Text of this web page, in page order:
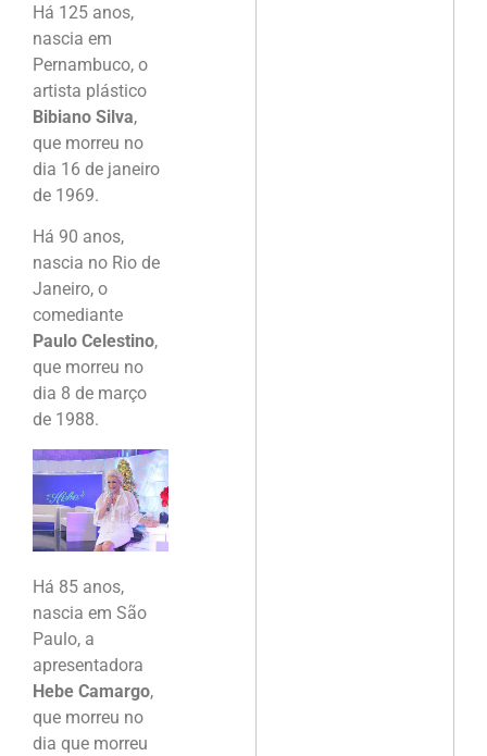
Há 125 anos,
nascia em
Pernambuco, o
artista plástico
Bibiano Silva,
que morreu no
dia 16 de janeiro
de 1969.
Há 90 anos,
nascia no Rio de
Janeiro, o
comediante
Paulo Celestino,
que morreu no
dia 8 de março
de 1988.
Há 85 anos,
nascia em São
Paulo, a
apresentadora
Hebe Camargo,
que morreu no
dia que morreu